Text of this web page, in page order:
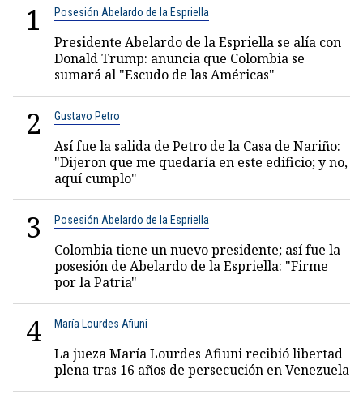
1 Posesión Abelardo de la Espriella
Presidente Abelardo de la Espriella se alía con
Donald Trump: anuncia que Colombia se
sumará al "Escudo de las Américas"
2 Gustavo Petro
Así fue la salida de Petro de la Casa de Nariño:
"Dijeron que me quedaría en este edificio; y no,
aquí cumplo"
3 Posesión Abelardo de la Espriella
Colombia tiene un nuevo presidente; así fue la
posesión de Abelardo de la Espriella: "Firme
por la Patria"
4 María Lourdes Afiuni
La jueza María Lourdes Afiuni recibió libertad
plena tras 16 años de persecución en Venezuela